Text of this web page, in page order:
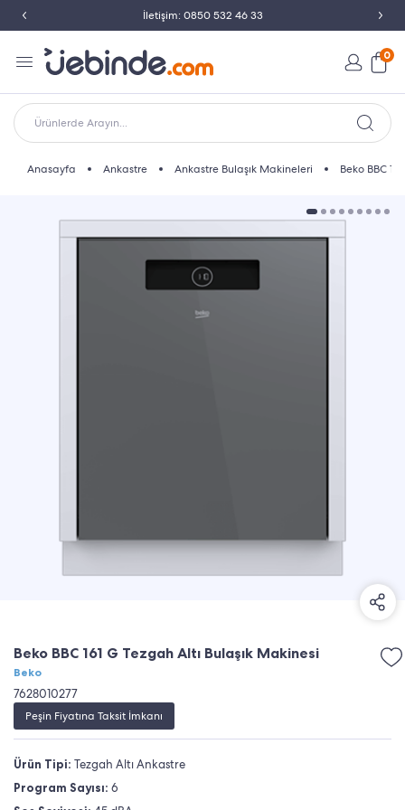
İletişim: 0850 532 46 33
0
Ürünlerde Arayın...
Anasayfa Ankastre Ankastre Bulaşık Makineleri Beko BBC
Beko BBC 161 G Tezgah Altı Bulaşık Makinesi
Beko
7628010277
Peşin Fiyatına Taksit İmkanı
Ürün Tipi: Tezgah Altı Ankastre
Program Sayısı: 6